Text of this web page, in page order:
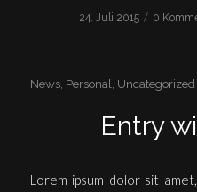
24. Juli 2015 / 0
News, Personal Uncategorized
Entry
Lorem ipsum dolor sit